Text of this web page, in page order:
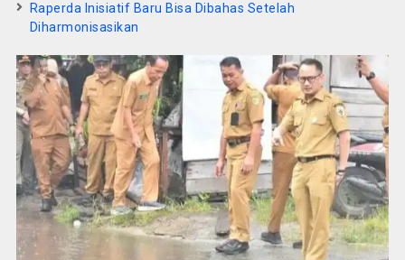
Raperda Inisiatif Baru Bisa Dibahas Setelah
Diharmonisasikan